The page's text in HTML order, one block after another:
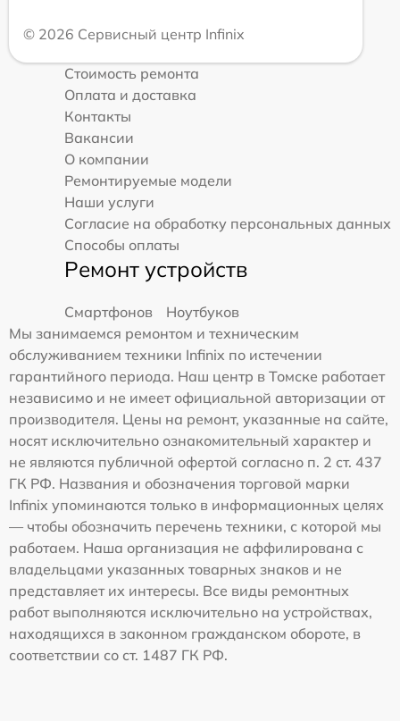
© 2026 Сервисный центр Infinix
Стоимость ремонта
Оплата и доставка
Контакты
Вакансии
О компании
Ремонтируемые модели
Наши услуги
Согласие на обработку персональных данных
Способы оплаты
Ремонт устройств
Смартфонов
Ноутбуков
Мы занимаемся ремонтом и техническим
обслуживанием техники Infinix по истечении
гарантийного периода. Наш центр в Томске работает
независимо и не имеет официальной авторизации от
производителя. Цены на ремонт, указанные на сайте,
носят исключительно ознакомительный характер и
не являются публичной офертой согласно п. 2 ст. 437
ГК РФ. Названия и обозначения торговой марки
Infinix упоминаются только в информационных целях
— чтобы обозначить перечень техники, с которой мы
работаем. Наша организация не аффилирована с
владельцами указанных товарных знаков и не
представляет их интересы. Все виды ремонтных
работ выполняются исключительно на устройствах,
находящихся в законном гражданском обороте, в
соответствии со ст. 1487 ГК РФ.